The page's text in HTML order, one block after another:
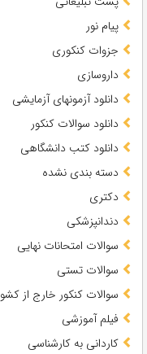
پیام نور
جزوات کنکوری
داروسازی
دانلود آزمونهای آزمایشی
دانلود سوالات کنکور
دانلود کتب دانشگاهی
دسته بندی نشده
دکتری
دندانپزشکی
سوالات امتحانات نهایی
سوالات تستی
سوالات کنکور خارج از
فیلم آموزشی
کاردانی به کارشناسی